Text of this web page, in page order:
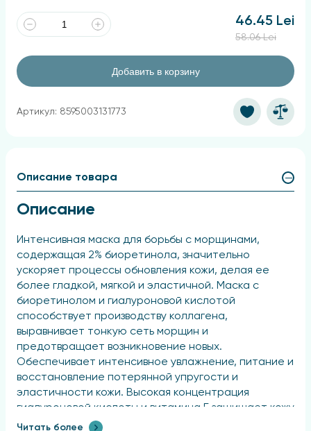
46.45 Lei
58.06 Lei
Добавить в корзину
Артикул: 8595003131773
Описание товара
Описание
Интенсивная маска для борьбы с морщинами,
содержащая 2% биоретинола, значительно
ускоряет процессы обновления кожи, делая ее
более гладкой, мягкой и эластичной. Маска с
биоретинолом и гиалуроновой кислотой
способствует производству коллагена,
выравнивает тонкую сеть морщин и
предотвращает возникновение новых.
Обеспечивает интенсивное увлажнение, питание и
восстановление потерянной упругости и
эластичности кожи. Высокая концентрация
гиалуроновой кислоты и витамина Е защищает кожу
от потери влаги и борется с ранними признаками
Читать более